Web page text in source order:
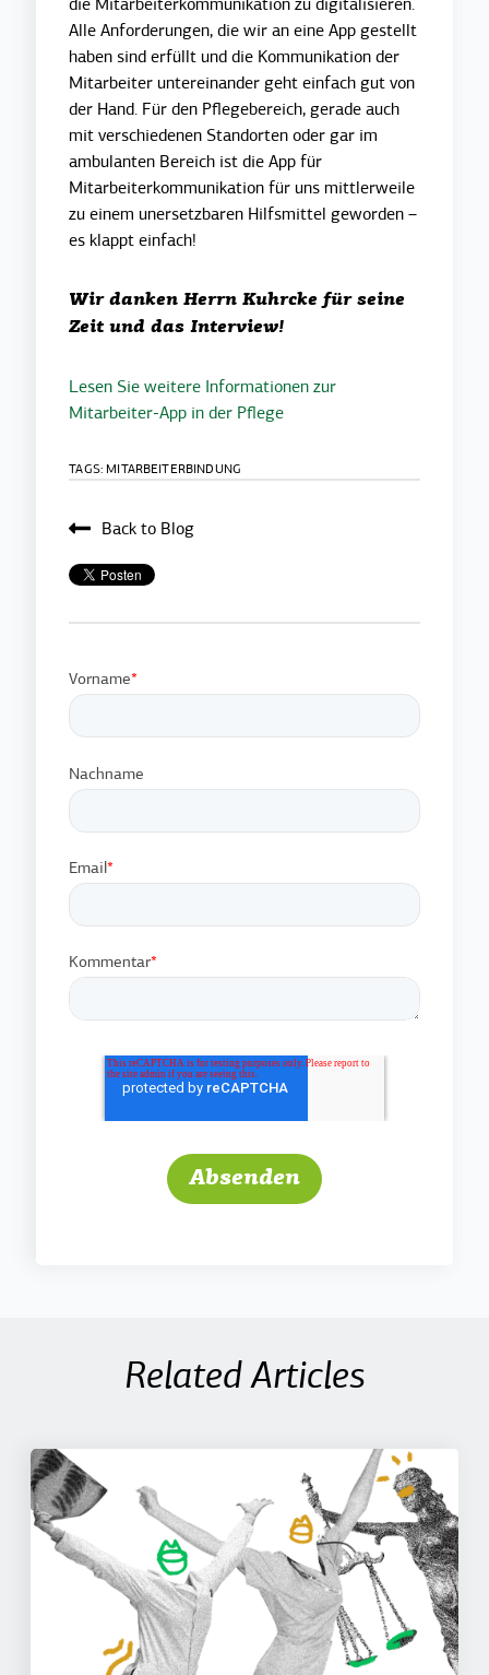
die Mitarbeiterkommunikation zu digitalisieren.
Alle Anforderungen, die wir an eine App gestellt
haben sind erfüllt und die Kommunikation der
Mitarbeiter untereinander geht einfach gut von
der Hand. Für den Pflegebereich, gerade auch
mit verschiedenen Standorten oder gar im
ambulanten Bereich ist die App für
Mitarbeiterkommunikation für uns mittlerweile
zu einem unersetzbaren Hilfsmittel geworden –
es klappt einfach!
Wir danken Herrn Kuhrcke für seine
Zeit und das Interview!
Lesen Sie weitere Informationen zur
Mitarbeiter-App in der Pflege
TAGS: MITARBEITERBINDUNG
Back to Blog
Vorname*
Nachname
Email*
Kommentar*
Related Articles